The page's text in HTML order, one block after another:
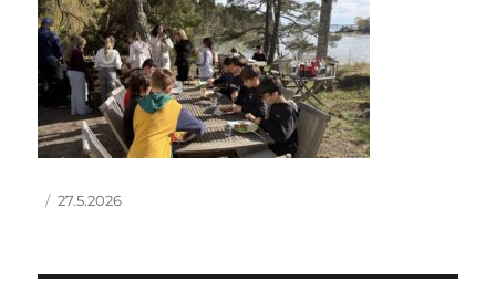
Kirjoittaja
Julkaistu
27.5.2026